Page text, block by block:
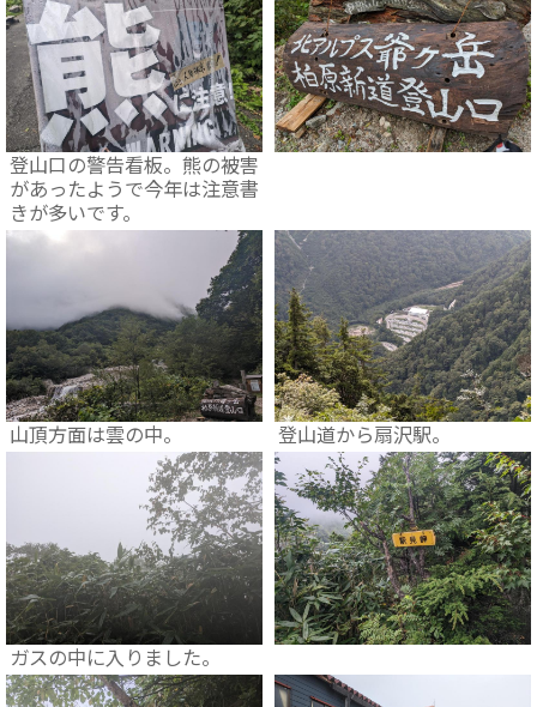
登山口の警告看板。熊の被害
があったようで今年は注意書
きが多いです。
山頂方面は雲の中。 登山道から扇沢駅。
ガスの中に入りました。